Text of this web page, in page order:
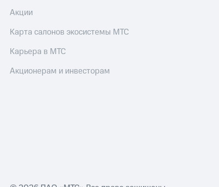
Акции
Карта салонов экосистемы МТС
Карьера в МТС
Акционерам и инвесторам